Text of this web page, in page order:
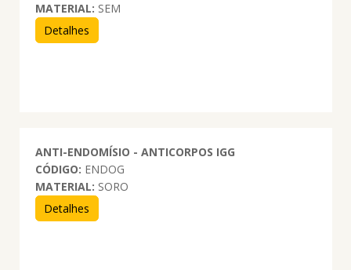
MATERIAL: SEM
Detalhes
ANTI-ENDOMÍSIO - ANTICORPOS IGG
CÓDIGO: ENDOG
MATERIAL: SORO
Detalhes